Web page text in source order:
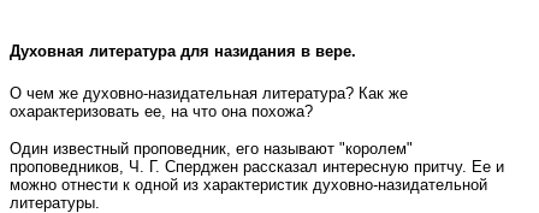
Духовная литература для назидания в вере.
О чем же духовно-назидательная литература? Как же
охарактеризовать ее, на что она похожа?
Один известный проповедник, его называют "королем"
проповедников, Ч. Г. Сперджен рассказал интересную притчу. Ее и
можно отнести к одной из характеристик духовно-назидательной
литературы.